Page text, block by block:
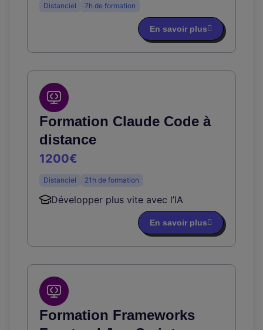
Distanciel 7h de formation
En savoir plus
Formation Claude Code à
distance
1200€
Distanciel 21h de formation
Développer plus vite avec l’IA
En savoir plus
Formation Frameworks